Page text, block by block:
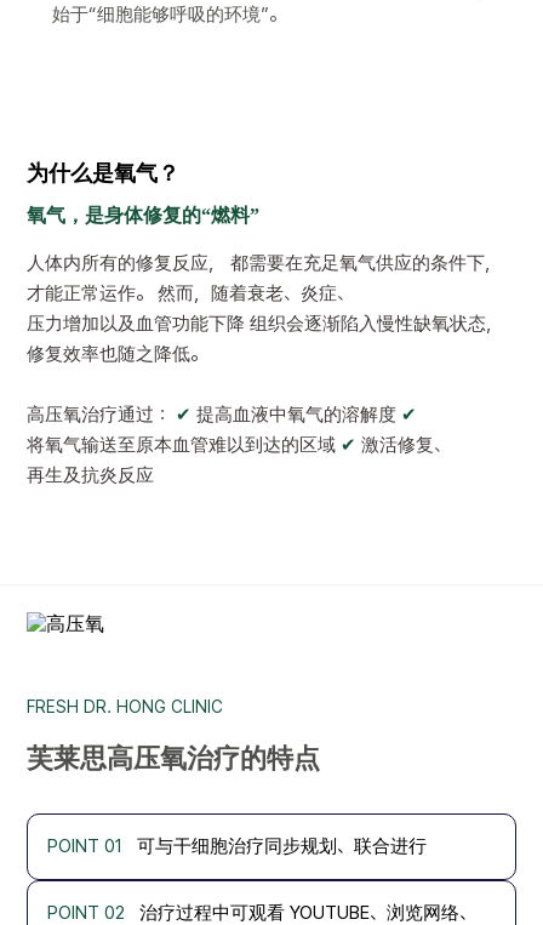
始于“细胞能够呼吸的环境”。
为什么是氧气？
氧气，是身体修复的“燃料”
人体内所有的修复反应， 都需要在充足氧气供应的条件下，
才能正常运作。 然而，随着衰老、炎症、
压力增加以及血管功能下降 组织会逐渐陷入慢性缺氧状态，
修复效率也随之降低。
高压氧治疗通过： ✔ 提高血液中氧气的溶解度 ✔
将氧气输送至原本血管难以到达的区域 ✔ 激活修复、
再生及抗炎反应
FRESH DR. HONG CLINIC
芙莱思高压氧治疗的特点
POINT 01 可与干细胞治疗同步规划、联合进行
POINT 02
治疗过程中可观看 YOUTUBE、浏览网络、